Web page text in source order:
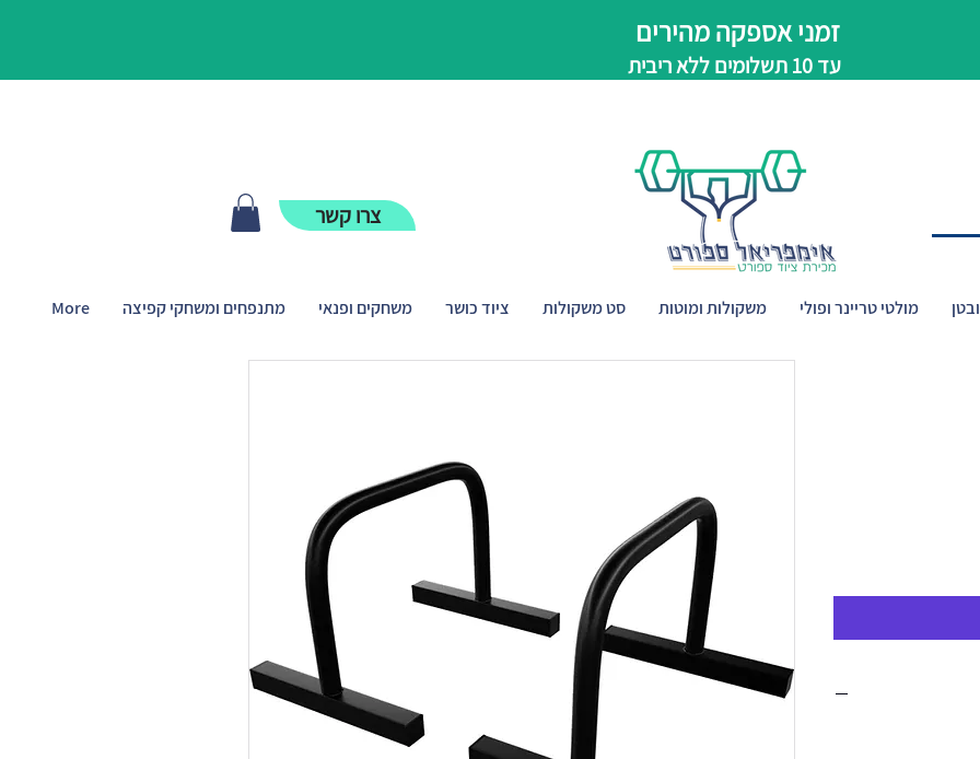
זמני אספקה מהירים
עד 10 תשלומים ללא ריבית
צרו קשר
מולטי טריינר ופולי משקולות ומוטות סט משקולות ציוד כושר משחקים ופנאי מתנפחים ומשחקי קפיצה More